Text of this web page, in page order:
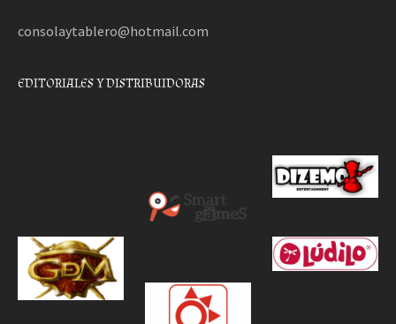
consolaytablero@hotmail.com
EDITORIALES Y DISTRIBUIDORAS